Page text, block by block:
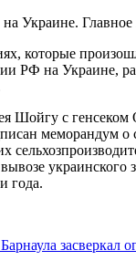
которые
РФ на Украине,
Шойгу с
меморандум о
украинского
года.
засверкал